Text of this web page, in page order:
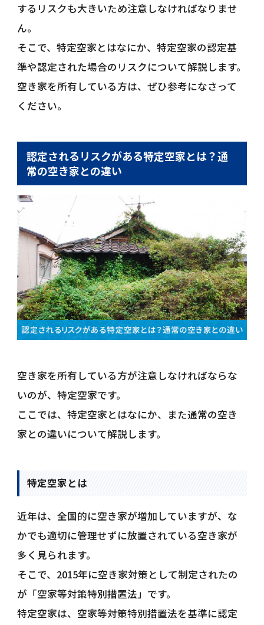
するリスクも大きいため注意しなければなりませ
ん。
そこで、特定空家とはなにか、特定空家の認定基
準や認定された場合のリスクについて解説します。
空き家を所有している方は、ぜひ参考になさって
ください。
認定されるリスクがある特定空家とは？通
常の空き家との違い
空き家を所有している方が注意しなければならな
いのが、特定空家です。
ここでは、特定空家とはなにか、また通常の空き
家との違いについて解説します。
特定空家とは
近年は、全国的に空き家が増加していますが、な
かでも適切に管理せずに放置されている空き家が
多く見られます。
そこで、2015年に空き家対策として制定されたの
が「空家等対策特別措置法」です。
特定空家は、空家等対策特別措置法を基準に認定